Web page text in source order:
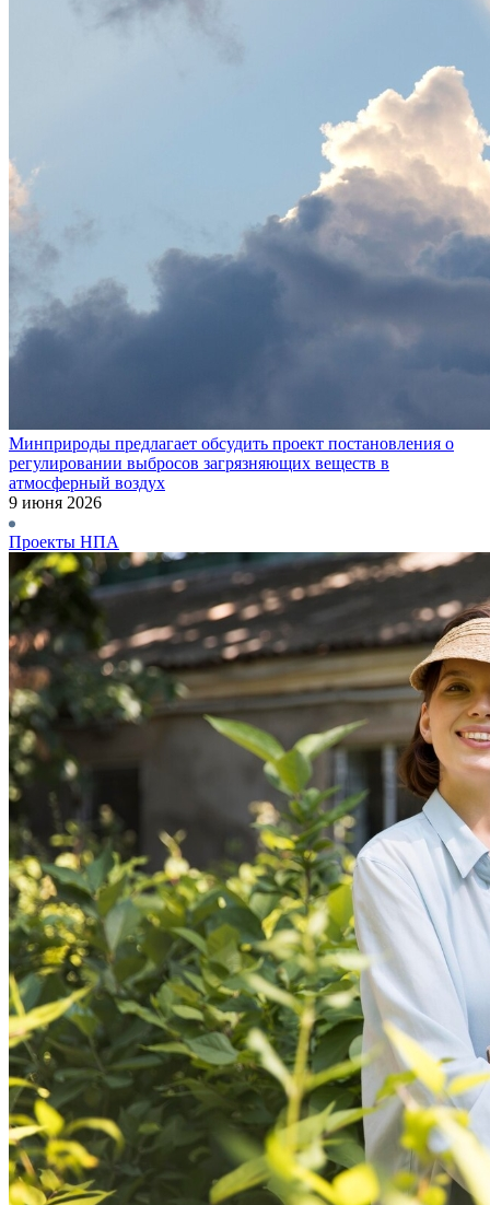
Минприроды предлагает обсудить проект постановления о
регулировании выбросов загрязняющих веществ в
атмосферный воздух
9 июня 2026
Проекты НПА